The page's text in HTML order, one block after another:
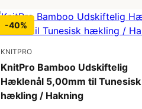
-40%
KNITPRO
KnitPro Bamboo Udskiftelig
Hæklenål 5,00mm til Tunesisk
hækling / Hakning